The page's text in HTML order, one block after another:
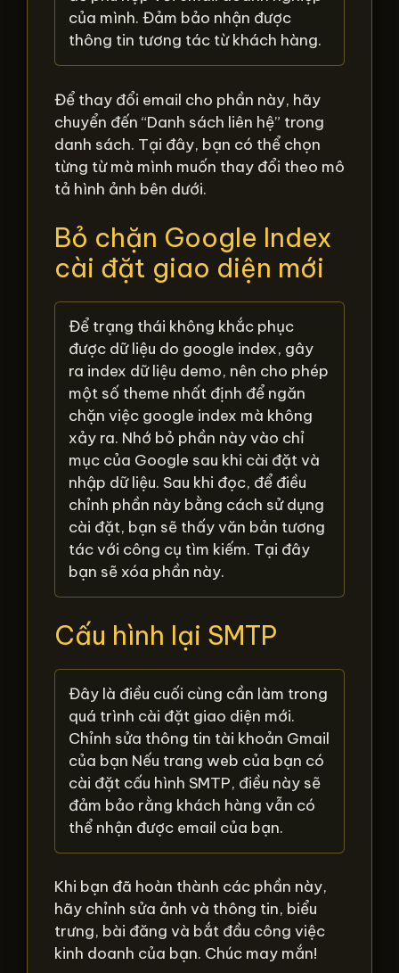
của mình. Đảm bảo nhận được
thông tin tương tác từ khách hàng.
Để thay đổi email cho phần này, hãy
chuyển đến “Danh sách liên hệ” trong
danh sách. Tại đây, bạn có thể chọn
từng từ mà mình muốn thay đổi theo mô
tả hình ảnh bên dưới.
Bỏ chặn Google Index
cài đặt giao diện mới
Để trạng thái không khắc phục
được dữ liệu do google index, gây
ra index dữ liệu demo, nên cho phép
một số theme nhất định để ngăn
chặn việc google index mà không
xảy ra. Nhớ bỏ phần này vào chỉ
mục của Google sau khi cài đặt và
nhập dữ liệu. Sau khi đọc, để điều
chỉnh phần này bằng cách sử dụng
cài đặt, bạn sẽ thấy văn bản tương
tác với công cụ tìm kiếm. Tại đây
bạn sẽ xóa phần này.
Cấu hình lại SMTP
Đây là điều cuối cùng cần làm trong
quá trình cài đặt giao diện mới.
Chỉnh sửa thông tin tài khoản Gmail
của bạn Nếu trang web của bạn có
cài đặt cấu hình SMTP, điều này sẽ
đảm bảo rằng khách hàng vẫn có
thể nhận được email của bạn.
Khi bạn đã hoàn thành các phần này,
hãy chỉnh sửa ảnh và thông tin, biểu
trưng, ​​bài đăng và bắt đầu công việc
kinh doanh của bạn. Chúc may mắn!